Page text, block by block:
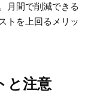
月間で削減できる
トを上回るメリッ
と注意